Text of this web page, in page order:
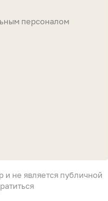
персоналом
и не является публичной